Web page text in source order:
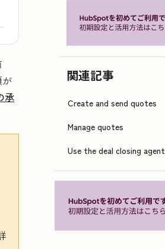
が
承
関連記事
Create and send quotes
Manage quotes
Use the deal closing agent